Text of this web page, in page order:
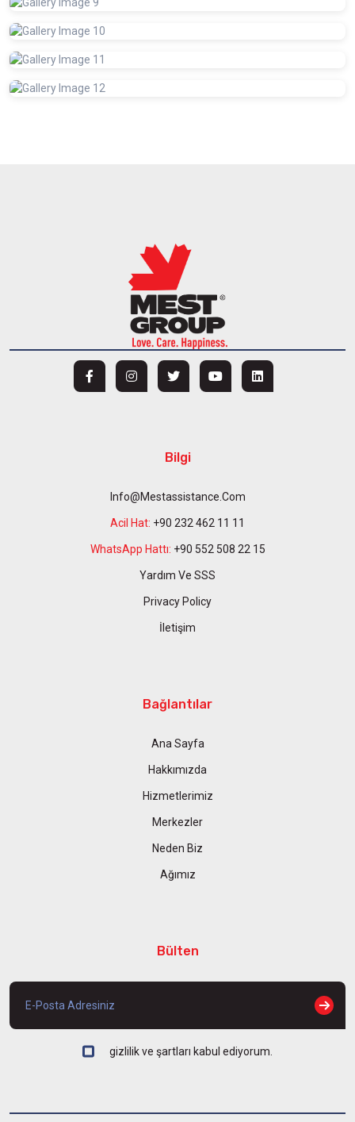
Bilgi
Info@mestassistance.com
Acil Hat: +90 232 462 11 11
WhatsApp Hattı: +90 552 508 22 15
Yardım Ve SSS
Privacy Policy
İletişim
Bağlantılar
Ana Sayfa
Hakkımızda
Hizmetlerimiz
Merkezler
Neden Biz
Ağımız
Bülten
gizlilik ve şartları kabul ediyorum.